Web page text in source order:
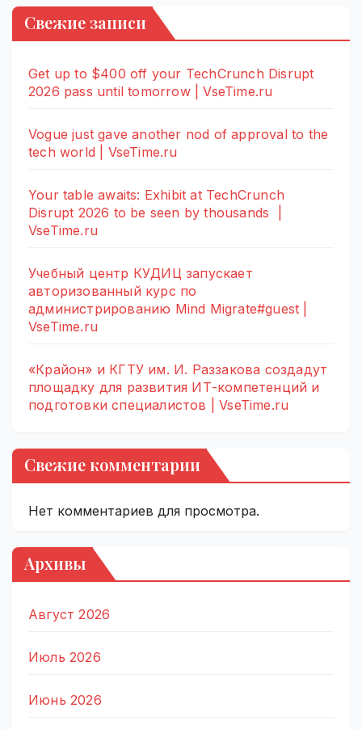
Свежие записи
Get up to $400 off your TechCrunch Disrupt
2026 pass until tomorrow | VseTime.ru
Vogue just gave another nod of approval to the
tech world | VseTime.ru
Your table awaits: Exhibit at TechCrunch
Disrupt 2026 to be seen by thousands |
VseTime.ru
Учебный центр КУДИЦ запускает
авторизованный курс по
администрированию Mind Migrate#guest |
VseTime.ru
«Крайон» и КГТУ им. И. Раззакова создадут
площадку для развития ИТ-компетенций и
подготовки специалистов | VseTime.ru
Свежие комментарии
Нет комментариев для просмотра.
Архивы
Август 2026
Июль 2026
Июнь 2026